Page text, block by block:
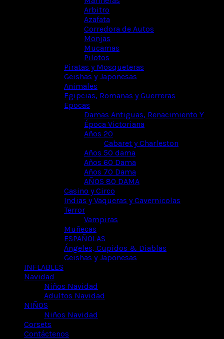
Arbitro
Azafata
Corredora de Autos
Monjas
Mucamas
Pilotos
Piratas y Mosqueteras
Geishas y Japonesas
Animales
Egipcias, Romanas y Guerreras
Epocas
Damas Antiguas, Renacimiento Y
Época Victoriana
Años 20
Cabaret y Charleston
Años 50 dama
Años 60 Dama
Años 70 Dama
AÑOS 80 DAMA
Casino y Circo
Indias y Vaqueras y Cavernicolas
Terror
Vampiras
Muñecas
ESPAÑOLAS
Ángeles, Cupidos & Diablas
Geishas y Japonesas
INFLABLES
Navidad
Niños Navidad
Adultos Navidad
NIÑOS
Niños Navidad
Corsets
Contáctenos